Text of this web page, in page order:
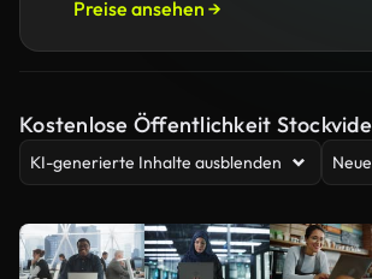
Preise ansehen →
Kostenlose Öffentlichkeit
KI-generierte Inhalte ausblenden